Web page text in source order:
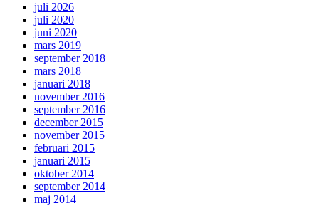
juli 2026
juli 2020
juni 2020
mars 2019
september 2018
mars 2018
januari 2018
november 2016
september 2016
december 2015
november 2015
februari 2015
januari 2015
oktober 2014
september 2014
maj 2014